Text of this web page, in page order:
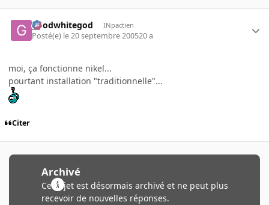
goodwhitegod INpactien
Posté(e) le 20 septembre 200520 a
moi, ça fonctionne nikel...
pourtant installation "traditionnelle"...
Citer
Archivé
Ce sujet est désormais archivé et ne peut plus
recevoir de nouvelles réponses.